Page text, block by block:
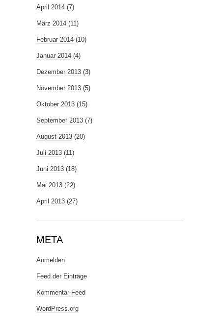
April 2014 (7)
März 2014 (11)
Februar 2014 (10)
Januar 2014 (4)
Dezember 2013 (3)
November 2013 (5)
Oktober 2013 (15)
September 2013 (7)
August 2013 (20)
Juli 2013 (11)
Juni 2013 (18)
Mai 2013 (22)
April 2013 (27)
META
Anmelden
Feed der Einträge
Kommentar-Feed
WordPress.org